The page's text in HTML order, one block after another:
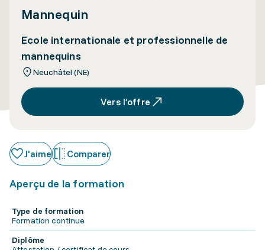
Mannequin
Ecole internationale et professionnelle de
mannequins
Neuchâtel (NE)
Vers l’offre
J'aime Comparer
Aperçu de la formation
Type de formation
Formation continue
Diplôme